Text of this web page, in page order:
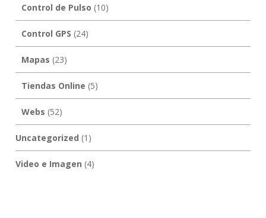
Control de Pulso (10)
Control GPS (24)
Mapas (23)
Tiendas Online (5)
Webs (52)
Uncategorized (1)
Video e Imagen (4)